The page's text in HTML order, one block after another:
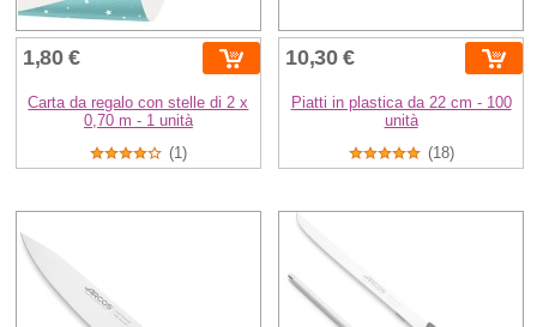
1,80 €
Carta da regalo con stelle di 2 x
0,70 m - 1 unità
(1)
10,30 €
Piatti in plastica da 22 cm - 100
unità
(18)